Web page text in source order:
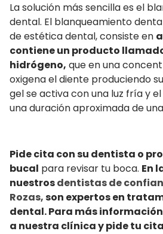
La solución más sencilla es el
dental. El blanqueamiento
de estética dental, consiste en
contiene un producto
hidrógeno, que en una
oxigena el diente produciendo
gel se activa con una luz fría y
una duración aproximada de
Pide cita con su dentista o
bucal para revisar tu boca. En
nuestrosdentistas de
Rozas,son expertos en
dental. Para más
a nuestra clínica y pide tu